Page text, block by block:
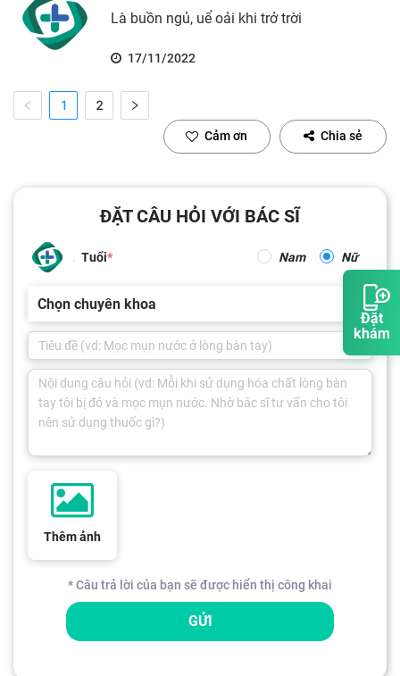
Đặt
khám
Là buồn ngủ, uể oải khi trở trời
17/11/2022
1 2
Cảm ơn Chia sẻ
ĐẶT CÂU HỎI VỚI BÁC SĨ
Tuổi Nam Nữ
Chọn chuyên khoa
Thêm ảnh
* Câu trả lời của bạn sẽ được hiển thị công khai
GỬI